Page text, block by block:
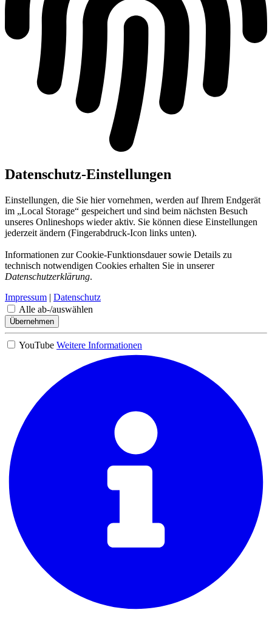
Datenschutz-Einstellungen
Einstellungen, die Sie hier vornehmen, werden auf Ihrem Endgerät
im „Local Storage“ gespeichert und sind beim nächsten Besuch
unseres Onlineshops wieder aktiv. Sie können diese Einstellungen
jederzeit ändern (Fingerabdruck-Icon links unten).
Informationen zur Cookie-Funktionsdauer sowie Details zu
technisch notwendigen Cookies erhalten Sie in unserer
Datenschutzerklärung.
Impressum | Datenschutz
Alle ab-/auswählen
Übernehmen
YouTube Weitere Informationen